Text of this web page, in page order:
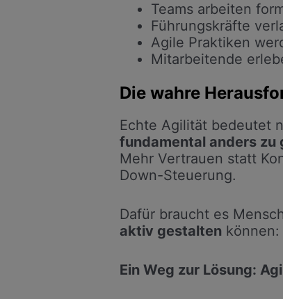
Teams arbeiten
Führungskräfte
Agile Praktiken
Mitarbeitende
Die wahre
Echte Agilität bedeutet
fundamental anders zu
Mehr Vertrauen statt
Down-Steuerung.
Dafür braucht es
aktiv gestalten können:
Ein Weg zur Lösung: